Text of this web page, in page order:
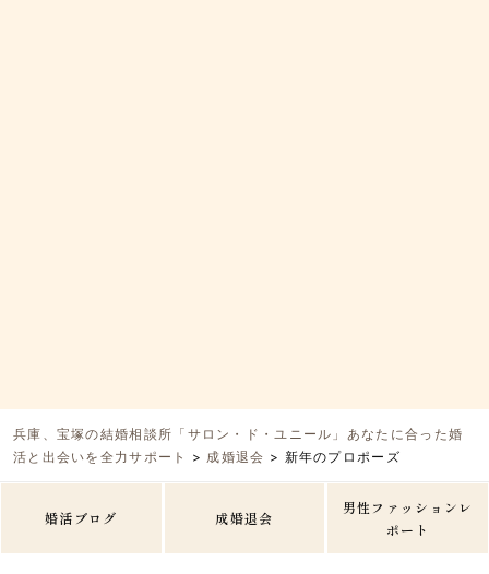
兵庫、宝塚の結婚相談所「サロン・ド・ユニール」あなたに合った婚
活と出会いを全力サポート
> 成婚退会 > 新年のプロポーズ
婚活ブログ 成婚退会
男性ファッションレ
ポート